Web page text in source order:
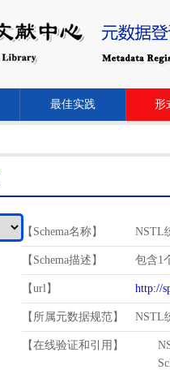
最佳实践 形
【Schema名称】 NSTL
【Schema描述】 包含1
【url】 http://
【所属元数据规范】 NSTL
【在线验证和引用】